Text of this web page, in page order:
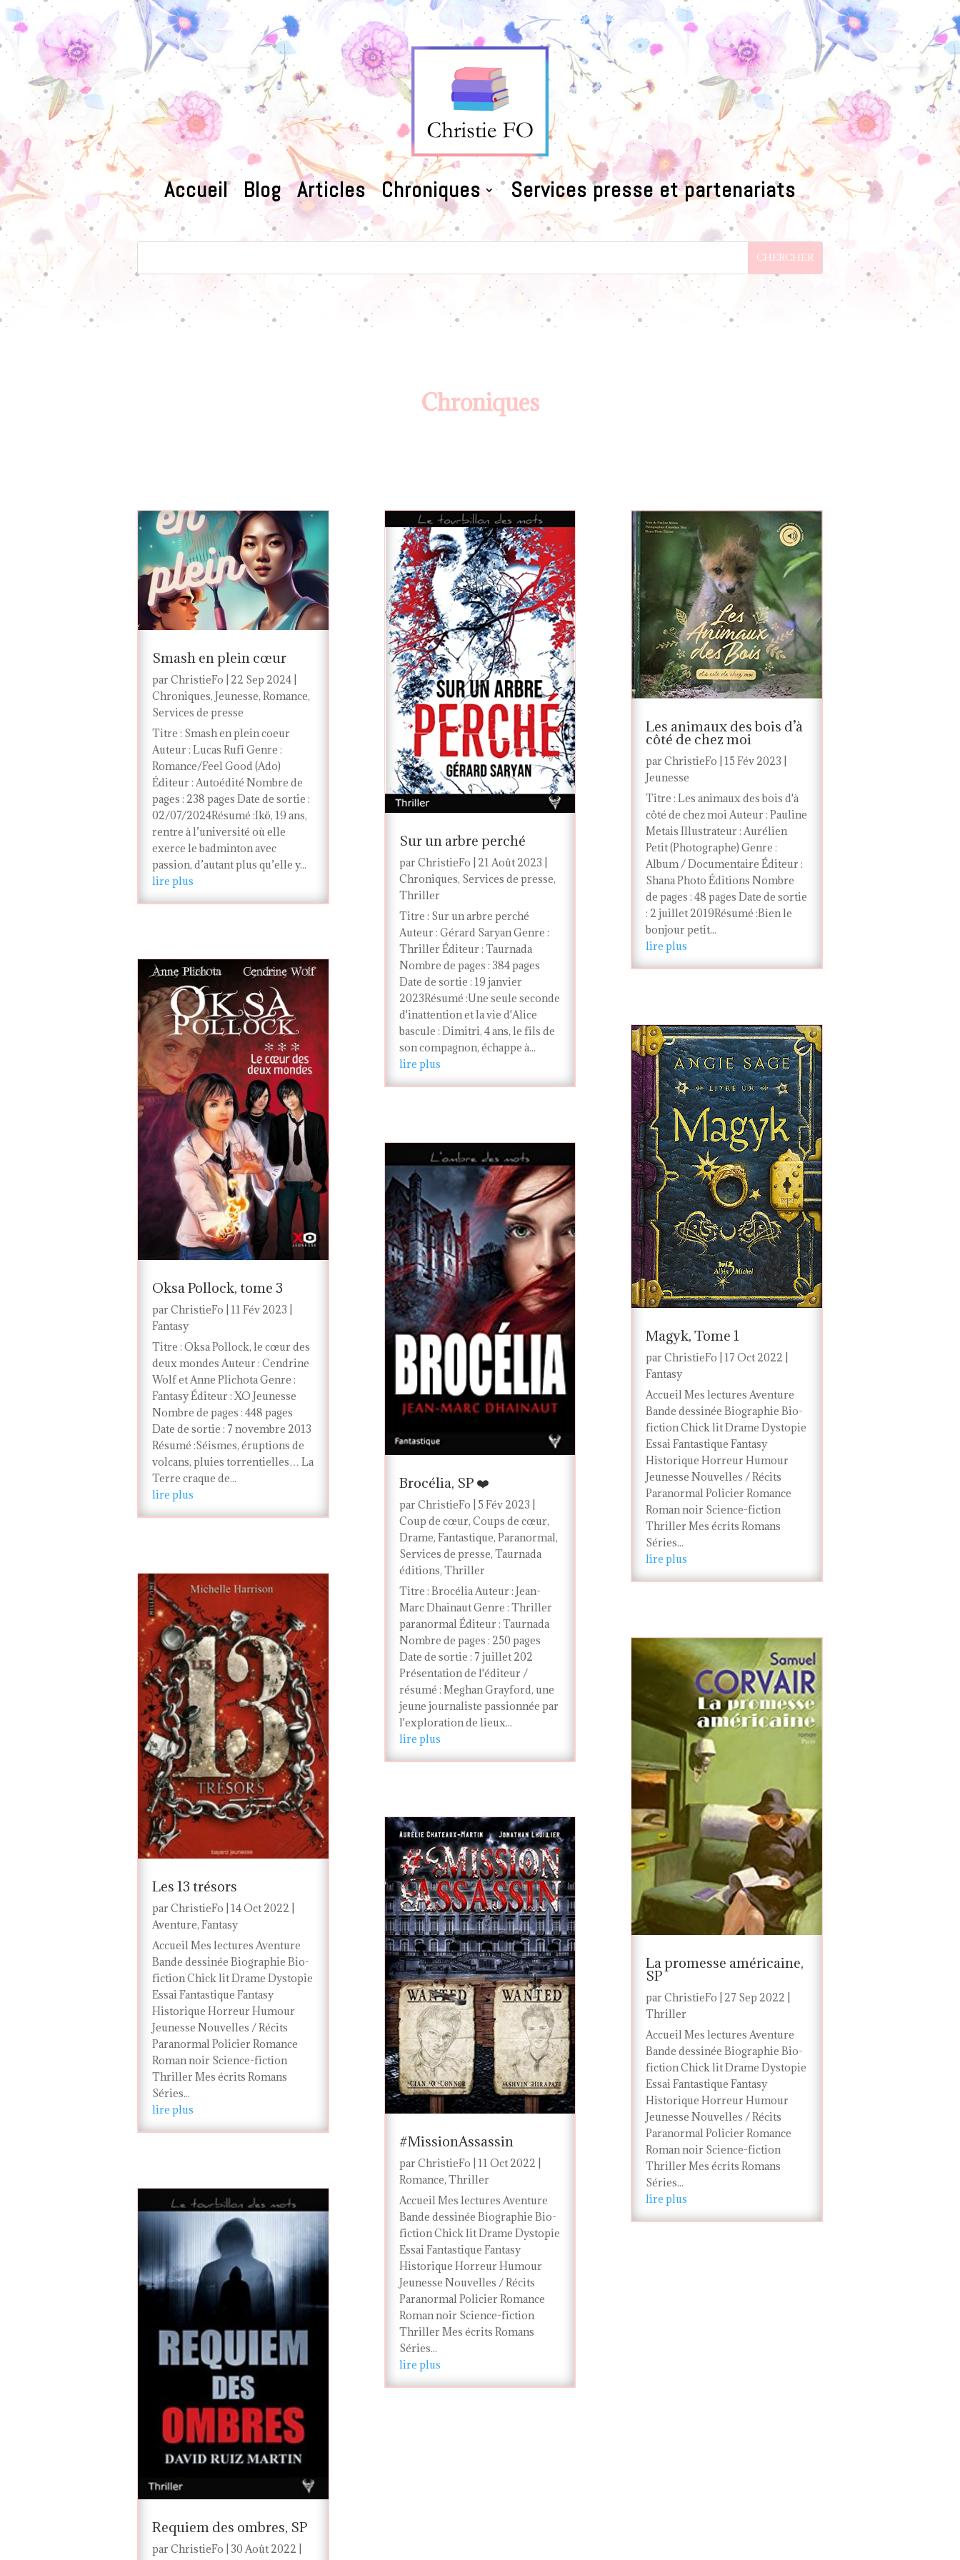
Accueil Blog Articles Chroniques Services presse et partenariats
Chroniques
Smash en plein cœur
par ChristieFo 22 Sep 2024
Chroniques, Jeunesse, Romance,
Services de presse
Titre : Smash en plein coeur
Auteur : Lucas Rufi Genre :
Romance/Feel Good (Ado)
Éditeur : Autoédité Nombre de
pages : 238 pages Date de sortie :
02/07/2024Résumé :Ikö, 19 ans,
rentre à l’université où elle
exerce le badminton avec
passion, d’autant plus qu’elle y...
lire plus
Oksa Pollock, tome 3
par ChristieFo 11 Fév 2023
Fantasy
Titre : Oksa Pollock, le cœur des
deux mondes Auteur : Cendrine
Wolf et Anne Plichota Genre :
Fantasy Éditeur : XO Jeunesse
Nombre de pages : 448 pages
Date de sortie : 7 novembre 2013
Résumé :Séismes, éruptions de
volcans, pluies torrentielles… La
Terre craque de...
lire plus
Les 13 trésors
par ChristieFo 14 Oct 2022
Aventure, Fantasy
Accueil Mes lectures Aventure
Bande dessinée Biographie Bio-
fiction Chick lit Drame Dystopie
Essai Fantastique Fantasy
Historique Horreur Humour
Jeunesse Nouvelles / Récits
Paranormal Policier Romance
Roman noir Science-fiction
Thriller Mes écrits Romans
Séries...
lire plus
Requiem des ombres, SP
par ChristieFo 30 Août 2022
Sur un arbre perché
par ChristieFo 21 Août 2023
Chroniques, Services de presse,
Thriller
Titre : Sur un arbre perché
Auteur : Gérard Saryan Genre :
Thriller Éditeur : Taurnada
Nombre de pages : 384 pages
Date de sortie : 19 janvier
2023Résumé :Une seule seconde
d'inattention et la vie d'Alice
bascule : Dimitri, 4 ans, le fils de
son compagnon, échappe à...
lire plus
Brocélia, SP ❤️
par ChristieFo 5 Fév 2023
Coup de cœur, Coups de cœur,
Drame, Fantastique, Paranormal,
Services de presse, Taurnada
éditions, Thriller
Titre : Brocélia Auteur : Jean-
Marc Dhainaut Genre : Thriller
paranormal Éditeur : Taurnada
Nombre de pages : 250 pages
Date de sortie : 7 juillet 202
Présentation de l'éditeur /
résumé : Meghan Grayford, une
jeune journaliste passionnée par
l'exploration de lieux...
lire plus
#MissionAssassin
par ChristieFo 11 Oct 2022
Romance, Thriller
Accueil Mes lectures Aventure
Bande dessinée Biographie Bio-
fiction Chick lit Drame Dystopie
Essai Fantastique Fantasy
Historique Horreur Humour
Jeunesse Nouvelles / Récits
Paranormal Policier Romance
Roman noir Science-fiction
Thriller Mes écrits Romans
Séries...
lire plus
Les animaux des bois d’à
côté de chez moi
parChristieFo 15 Fév 2023
Jeunesse
Titre : Les animaux des bois d'à
côté de chez moi Auteur : Pauline
Metais Illustrateur : Aurélien
Petit (Photographe) Genre :
Album / Documentaire Éditeur :
Shana Photo Éditions Nombre
de pages : 48 pages Date de sortie
: 2 juillet 2019Résumé :Bien le
bonjour petit...
lire plus
Magyk, Tome 1
parChristieFo 17 Oct 2022
Fantasy
Accueil Mes lectures Aventure
Bande dessinée Biographie Bio-
fiction Chick lit Drame Dystopie
Essai Fantastique Fantasy
Historique Horreur Humour
Jeunesse Nouvelles / Récits
Paranormal Policier Romance
Roman noir Science-fiction
Thriller Mes écrits Romans
Séries...
lire plus
La promesse américaine,
SP
parChristieFo 27 Sep 2022
Thriller
Accueil Mes lectures Aventure
Bande dessinée Biographie Bio-
fiction Chick lit Drame Dystopie
Essai Fantastique Fantasy
Historique Horreur Humour
Jeunesse Nouvelles / Récits
Paranormal Policier Romance
Roman noir Science-fiction
Thriller Mes écrits Romans
Séries...
lire plus